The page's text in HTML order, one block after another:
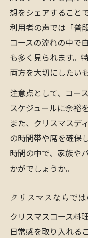
想をシェアすること
利用者の声では「普
コースの流れの中で
も多く見られます。
両方を大切にしたい
注意点として、コー
スケジュールに余裕
また、クリスマスデ
の時間帯や席を確保
時間の中で、家族や
かがでしょうか。
クリスマスならで
クリスマスコース料
日常感を取り入れる